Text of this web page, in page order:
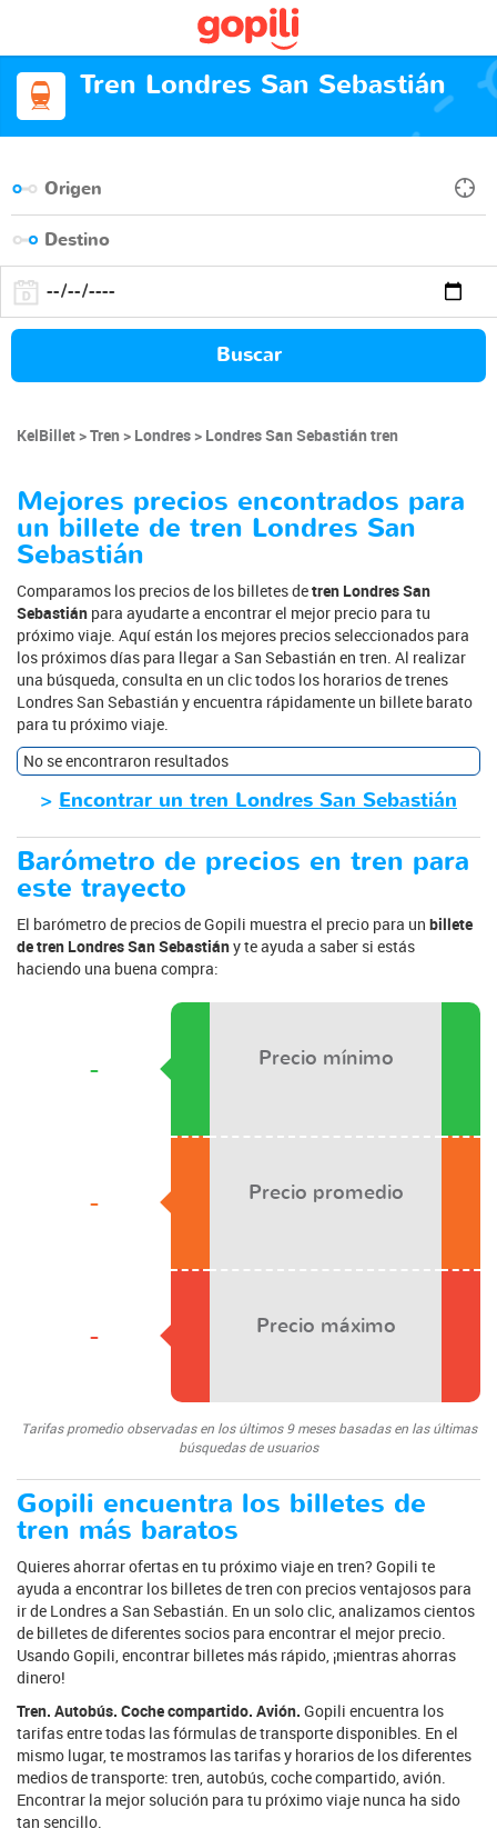
Tren Londres San Sebastián
Buscar
KelBillet Tren Londres Londres San Sebastián tren
Mejores precios encontrados para
un billete de tren Londres San
Sebastián
Comparamos los precios de los billetes detren Londres San
Sebastián para ayudarte a encontrar el mejor precio para tu
próximo viaje. Aquí están los mejores precios seleccionados para
los próximos días para llegar a San Sebastián en tren. Al realizar
una búsqueda, consulta en un clic todos los horarios de trenes
Londres San Sebastián y encuentra rápidamente un billete barato
para tu próximo viaje.
No se encontraron resultados
> Encontrar un tren Londres San Sebastián
Barómetro de precios en tren para
este trayecto
El barómetro de precios de Gopili muestra el precio para un billete
de tren Londres San Sebastiány te ayuda a saber si estás
haciendo una buena compra:
-
-
-
Precio mínimo
Precio promedio
Precio máximo
Tarifas promedio observadas en los últimos 9 meses basadas en las últimas
búsquedas de usuarios
Gopili encuentra los billetes de
tren más baratos
Quieres ahorrar ofertas en tu próximo viaje en tren? Gopili te
ayuda a encontrar los billetes de tren con precios ventajosos para
ir de Londres a San Sebastián. En un solo clic, analizamos cientos
de billetes de diferentes socios para encontrar el mejor precio.
Usando Gopili, encontrar billetes más rápido, ¡mientras ahorras
dinero!
Tren. Autobús. Coche compartido. Avión. Gopili encuentra los
tarifas entre todas las fórmulas de transporte disponibles. En el
mismo lugar, te mostramos las tarifas y horarios de los diferentes
medios de transporte: tren, autobús, coche compartido, avión.
Encontrar la mejor solución para tu próximo viaje nunca ha sido
tan sencillo.